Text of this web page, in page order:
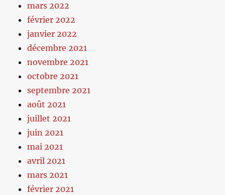
mars 2022
février 2022
janvier 2022
décembre 2021
novembre 2021
octobre 2021
septembre 2021
août 2021
juillet 2021
juin 2021
mai 2021
avril 2021
mars 2021
février 2021